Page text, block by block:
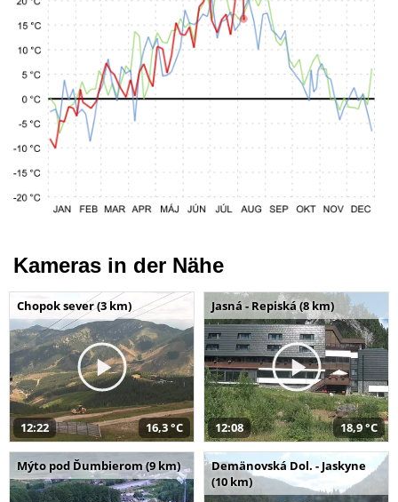
Kameras in der Nähe
Chopok sever (3 km)
12:22 16,3 °C
Jasná - Repiská (8 km)
12:08 18,9 °C
Mýto pod Ďumbierom (9 km)
Demänovská Dol. - Jaskyne
(10 km)